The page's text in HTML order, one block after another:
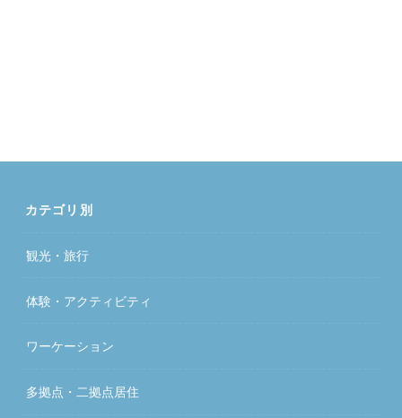
カテゴリ別
観光・旅行
体験・アクティビティ
ワーケーション
多拠点・二拠点居住